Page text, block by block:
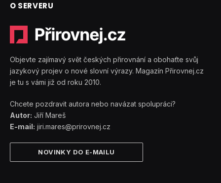
O SERVERU
Objevte zajímavý svět českých přirovnání a obohaťte svůj
jazykový projev o nové slovní výrazy. Magazín Přirovnej.cz
je tu s vámi již od roku 2010.
Chcete pozdravit autora nebo navázat spolupráci?
Autor: Jiří Mareš
E-mail: jiri.mares@prirovnej.cz
NOVINKY DO E-MAILU